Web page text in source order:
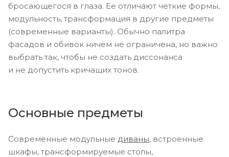
бросающегося в глаза. Ее отличают четкие формы,
модульность, трансформация в другие предметы
(современные варианты). Обычно палитра
фасадов и обивок ничем не ограничена, но важно
выбрать так, чтобы не создать диссонанса
и не допустить кричащих тонов.
Основные предметы
Современные модульные диваны, встроенные
шкафы, трансформируемые столы,